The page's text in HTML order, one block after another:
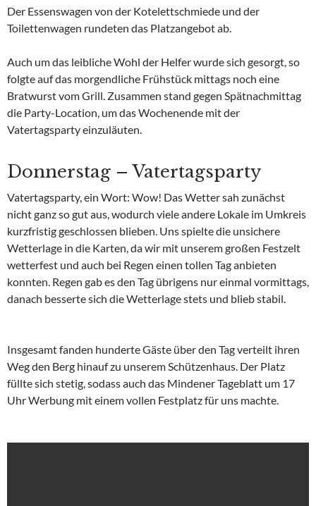
Der Essenswagen von der Kotelettschmiede und der
Toilettenwagen rundeten das Platzangebot ab.
Auch um das leibliche Wohl der Helfer wurde sich gesorgt, so
folgte auf das morgendliche Frühstück mittags noch eine
Bratwurst vom Grill. Zusammen stand gegen Spätnachmittag
die Party-Location, um das Wochenende mit der
Vatertagsparty einzuläuten.
Donnerstag – Vatertagsparty
Vatertagsparty, ein Wort: Wow! Das Wetter sah zunächst
nicht ganz so gut aus, wodurch viele andere Lokale im Umkreis
kurzfristig geschlossen blieben. Uns spielte die unsichere
Wetterlage in die Karten, da wir mit unserem großen Festzelt
wetterfest und auch bei Regen einen tollen Tag anbieten
konnten. Regen gab es den Tag übrigens nur einmal vormittags,
danach besserte sich die Wetterlage stets und blieb stabil.
Insgesamt fanden hunderte Gäste über den Tag verteilt ihren
Weg den Berg hinauf zu unserem Schützenhaus. Der Platz
füllte sich stetig, sodass auch das Mindener Tageblatt um 17
Uhr Werbung mit einem vollen Festplatz für uns machte.